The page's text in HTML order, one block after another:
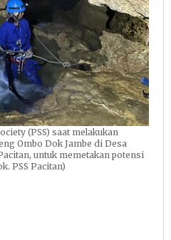
(PSS) saat melakukan
Ombo Dok Jambe di Desa
untuk memetakan potensi
PSS Pacitan)